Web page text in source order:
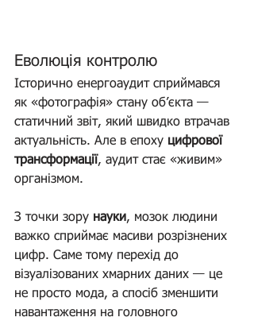
Еволюція контролю
Історично енергоаудит сприймався
як «фотографія» стану об’єкта —
статичний звіт, який швидко втрачав
актуальність. Але в епоху цифрової
трансформації, аудит стає «живим»
організмом.
З точки зору науки, мозок людини
важко сприймає масиви розрізнених
цифр. Саме тому перехід до
візуалізованих хмарних даних — це
не просто мода, а спосіб зменшити
навантаження на головного